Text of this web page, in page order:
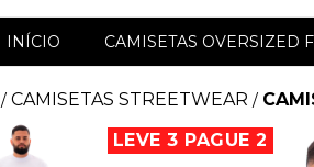
INÍCIO CAMISETAS OVERSIZED
/ CAMISETAS STREETWEAR /
LEVE 3 PAGUE 2